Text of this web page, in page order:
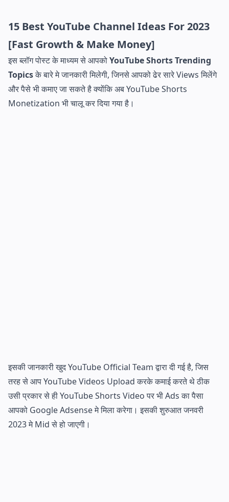
15 Best YouTube Channel Ideas For 2023
[Fast Growth & Make Money]
इस ब्लॉग पोस्ट के माध्यम से आपकोYouTube Shorts Trending
Topicsके बारे मे जानकारी मिलेगी, जिनसे आपको ढेर सारे Views मिलेंगे
और पैसे भी कमाए जा सकते है क्योंकि अब YouTube Shorts
Monetization भी चालू कर दिया गया है।
इसकी जानकारी खुद YouTube Official Team द्वारा दी गई है, जिस
तरह से आप YouTube Videos Upload करके कमाई करते थे ठीक
उसी प्रकार से ही YouTube Shorts Video पर भी Ads का पैसा
आपको Google Adsense मे मिला करेगा। इसकी शुरुआत जनवरी
2023 मे Mid से हो जाएगी।